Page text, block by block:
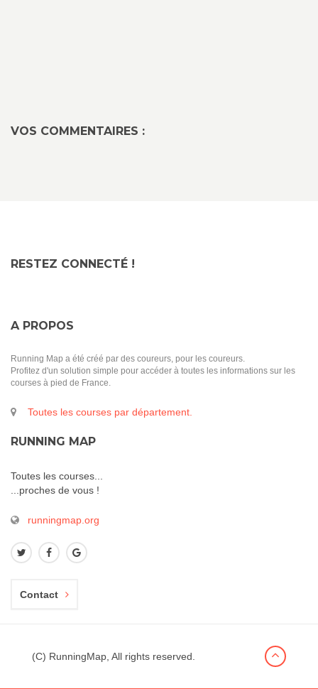
VOS COMMENTAIRES :
RESTEZ CONNECTÉ !
A PROPOS
Running Map a été créé par des coureurs, pour les coureurs.
Profitez d'un solution simple pour accéder à toutes les informations sur les
courses à pied de France.
Toutes les courses par département.
RUNNING MAP
Toutes les courses...
...proches de vous !
runningmap.org
Contact
(C) RunningMap, All rights reserved.